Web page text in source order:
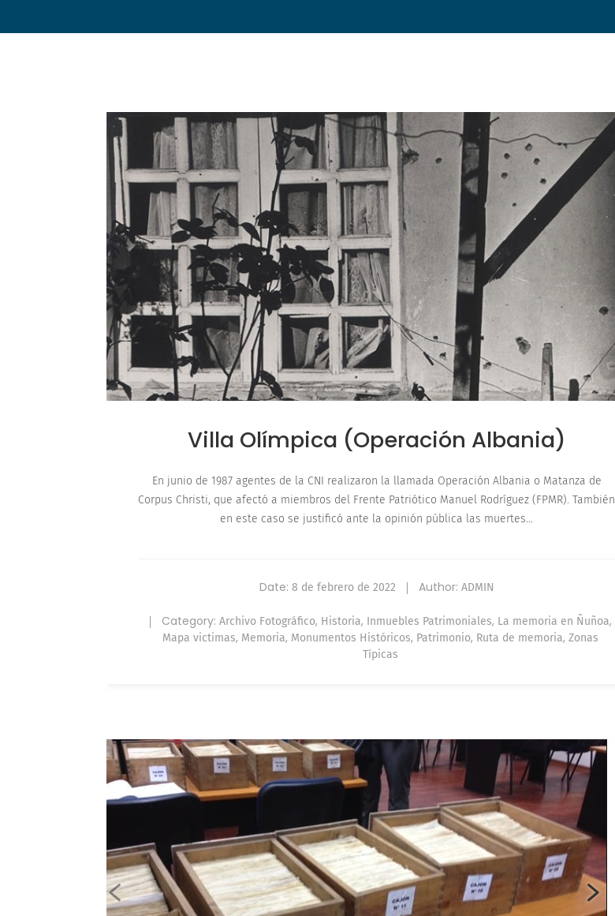
Villa Olímpica (Operación Albania)
En junio de 1987 agentes de la CNI realizaron la llamada Operación Albania o Matanza de
Corpus Christi, que afectó a miembros del Frente Patriótico Manuel Rodríguez (FPMR). También
en este caso se justificó ante la opinión pública las muertes…
Date: 8 de febrero de 2022 Author: ADMIN
Category: Archivo Fotográfico, Historia, Inmuebles Patrimoniales, La memoria en Ñuñoa,
Mapa victimas, Memoria, Monumentos Históricos, Patrimonio, Ruta de memoria,Zonas
Típicas